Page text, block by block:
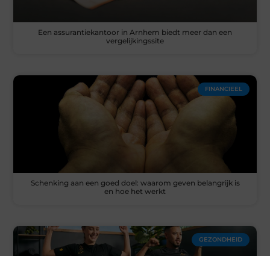
Een assurantiekantoor in Arnhem biedt meer dan een
vergelijkingssite
FINANCIEEL
Schenking aan een goed doel: waarom geven belangrijk is
en hoe het werkt
GEZONDHEID